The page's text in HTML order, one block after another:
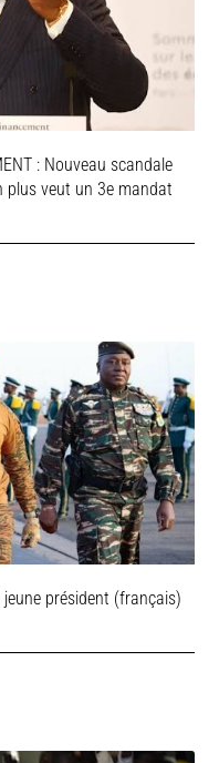
: Nouveau scandale
plus veut un 3e mandat
jeune président (français)